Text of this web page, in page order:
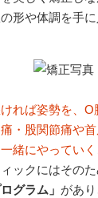
形や体調を手
れば姿勢を、
・股関節痛や
緒にやっていく
ックにはその
グラム」 があ